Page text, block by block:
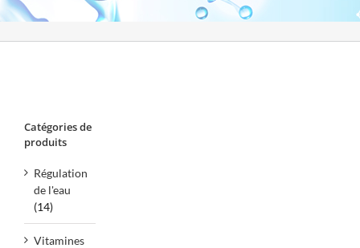
Catégories de
produits
Régulation
de l'eau
(14)
Vitamines